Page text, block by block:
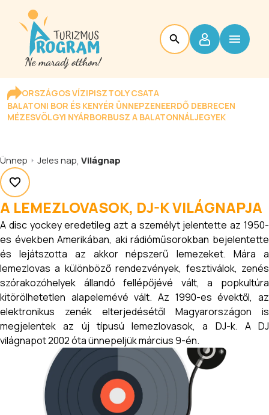
ORSZÁGOS VÍZIPISZTOLY CSATA
BALATONI BOR ÉS KENYÉR ÜNNEPZENEERDŐ DEBRECEN
MÉZESVÖLGYI NYÁRBORBUSZ A BALATONNÁLJEGYEK
Ünnep Jeles nap, Világnap
A LEMEZLOVASOK, DJ-K VILÁGNAPJA
A disc yockey eredetileg azt a személyt jelentette az 1950-
es években Amerikában, aki rádióműsorokban bejelentette
és lejátszotta az akkor népszerű lemezeket. Mára a
lemezlovas a különböző rendezvények, fesztiválok, zenés
szórakozóhelyek állandó fellépőjévé vált, a popkultúra
kitörölhetetlen alapelemévé vált. Az 1990-es évektől, az
elektronikus zenék elterjedésétől Magyarországon is
megjelentek az új típusú lemezlovasok, a DJ-k. A DJ
világnapot 2002 óta ünnepeljük március 9-én.